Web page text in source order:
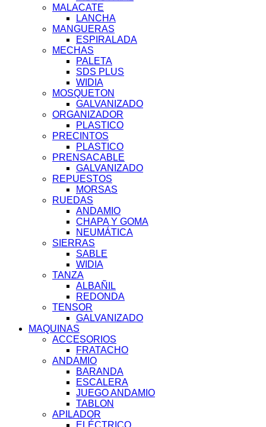
MALACATE
LANCHA
MANGUERAS
ESPIRALADA
MECHAS
PALETA
SDS PLUS
WIDIA
MOSQUETON
GALVANIZADO
ORGANIZADOR
PLASTICO
PRECINTOS
PLASTICO
PRENSACABLE
GALVANIZADO
REPUESTOS
MORSAS
RUEDAS
ANDAMIO
CHAPA Y GOMA
NEUMÁTICA
SIERRAS
SABLE
WIDIA
TANZA
ALBAÑIL
REDONDA
TENSOR
GALVANIZADO
MAQUINAS
ACCESORIOS
FRATACHO
ANDAMIO
BARANDA
ESCALERA
JUEGO ANDAMIO
TABLON
APILADOR
ELÉCTRICO